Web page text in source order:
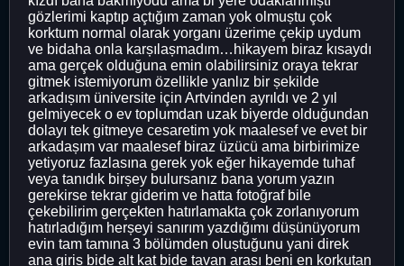
gözlerimi kaptıp açtığım zaman yok olmuștu çok
korktum normal olarak yorganı üzerime çekip uydum
ve bidaha onla karșılașmadım…hikayem biraz kısaydı
ama gerçek olduğuna emin olabilirsiniz oraya tekrar
gitmek istemiyorum özellikle yanlız bir șekilde
arkadıșım üniversite için Artvinden ayrıldı ve 2 yıl
gelmiyecek o ev toplumdan uzak biyerde olduğundan
dolayı tek gitmeye cesaretim yok maalesef ve evet bir
arkadașım var maalesef biraz üzücü ama birbirimize
yetiyoruz fazlasına gerek yok eğer hikayemde tuhaf
veya tanıdık birșey bulursanız bana yorum yazın
gerekirse tekrar giderim ve hatta fotoğraf bile
çekebilirim gerçekten hatırlamakta çok zorlanıyorum
hatırladığım herșeyi sanırım yazdığımı düșünüyorum
evin tam tamına 3 bölümden oluștuğunu yani direk
ana giriș bide alt kat bide tavan arası beni en korkutan